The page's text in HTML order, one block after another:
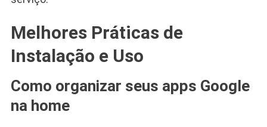
Melhores Práticas de
Instalação e Uso
Como organizar seus apps Google
na home